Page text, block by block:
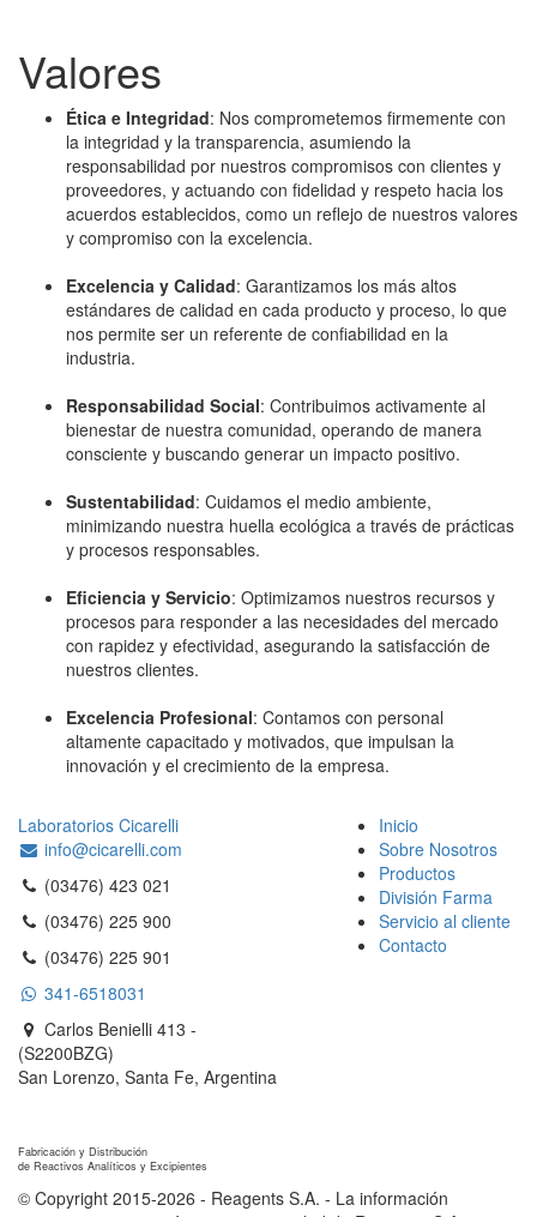
Valores
Ética e Integridad: Nos comprometemos firmemente con
la integridad y la transparencia, asumiendo la
responsabilidad por nuestros compromisos con clientes y
proveedores, y actuando con fidelidad y respeto hacia los
acuerdos establecidos, como un reflejo de nuestros valores
y compromiso con la excelencia.
Excelencia y Calidad: Garantizamos los más altos
estándares de calidad en cada producto y proceso, lo que
nos permite ser un referente de confiabilidad en la
industria.
Responsabilidad Social: Contribuimos activamente al
bienestar de nuestra comunidad, operando de manera
consciente y buscando generar un impacto positivo.
Sustentabilidad: Cuidamos el medio ambiente,
minimizando nuestra huella ecológica a través de prácticas
y procesos responsables.
Eficiencia y Servicio: Optimizamos nuestros recursos y
procesos para responder a las necesidades del mercado
con rapidez y efectividad, asegurando la satisfacción de
nuestros clientes.
Excelencia Profesional: Contamos con personal
altamente capacitado y motivados, que impulsan la
innovación y el crecimiento de la empresa.
Laboratorios Cicarelli
info@cicarelli.com
(03476) 423 021
(03476) 225 900
(03476) 225 901
341-6518031
Carlos Benielli 413 -
(S2200BZG)
San Lorenzo, Santa Fe, Argentina
Inicio
Sobre Nosotros
Productos
División Farma
Servicio al cliente
Contacto
Fabricación y Distribución
de Reactivos Analíticos y Excipientes
© Copyright 2015-2026 - Reagents S.A. - La información